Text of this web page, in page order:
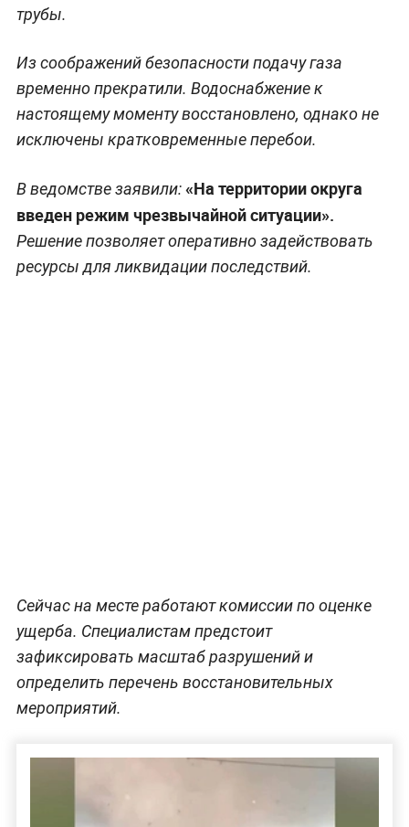
трубы.
Из соображений безопасности подачу газа
временно прекратили. Водоснабжение к
настоящему моменту восстановлено, однако не
исключены кратковременные перебои.
В ведомстве заявили:«На территории округа
введен режим чрезвычайной ситуации».
Решение позволяет оперативно задействовать
ресурсы для ликвидации последствий.
Сейчас на месте работают комиссии по оценке
ущерба. Специалистам предстоит
зафиксировать масштаб разрушений и
определить перечень восстановительных
мероприятий.